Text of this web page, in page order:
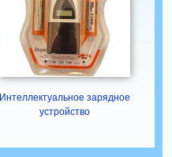
Интеллектуальное зарядное
устройство